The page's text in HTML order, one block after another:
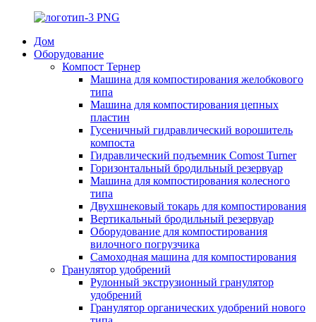
Дом
Оборудование
Компост Тернер
Машина для компостирования желобкового
типа
Машина для компостирования цепных
пластин
Гусеничный гидравлический ворошитель
компоста
Гидравлический подъемник Comost Turner
Горизонтальный бродильный резервуар
Машина для компостирования колесного
типа
Двухшнековый токарь для компостирования
Вертикальный бродильный резервуар
Оборудование для компостирования
вилочного погрузчика
Самоходная машина для компостирования
Гранулятор удобрений
Рулонный экструзионный гранулятор
удобрений
Гранулятор органических удобрений нового